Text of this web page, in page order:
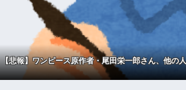
【悲報】ワンピース原作者・尾田栄一郎さん、他の